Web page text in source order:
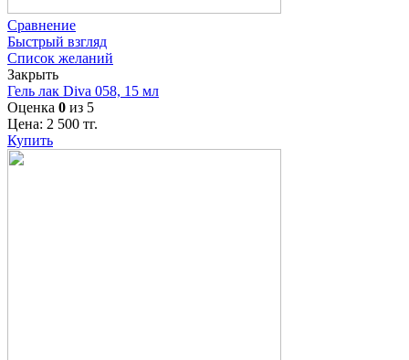
Сравнение
Быстрый взгляд
Список желаний
Закрыть
Гель лак Diva 058, 15 мл
Оценка 0 из 5
Цена: 2 500 тг.
Купить